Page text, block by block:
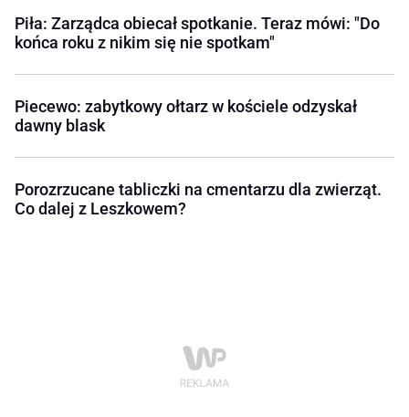
Piła: Zarządca obiecał spotkanie. Teraz mówi: "Do
końca roku z nikim się nie spotkam"
Piecewo: zabytkowy ołtarz w kościele odzyskał
dawny blask
Porozrzucane tabliczki na cmentarzu dla zwierząt.
Co dalej z Leszkowem?